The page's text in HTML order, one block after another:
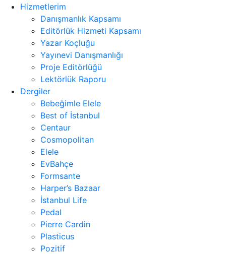
Hizmetlerim
Danışmanlık Kapsamı
Editörlük Hizmeti Kapsamı
Yazar Koçluğu
Yayınevi Danışmanlığı
Proje Editörlüğü
Lektörlük Raporu
Dergiler
Bebeğimle Elele
Best of İstanbul
Centaur
Cosmopolitan
Elele
EvBahçe
Formsante
Harper’s Bazaar
İstanbul Life
Pedal
Pierre Cardin
Plasticus
Pozitif